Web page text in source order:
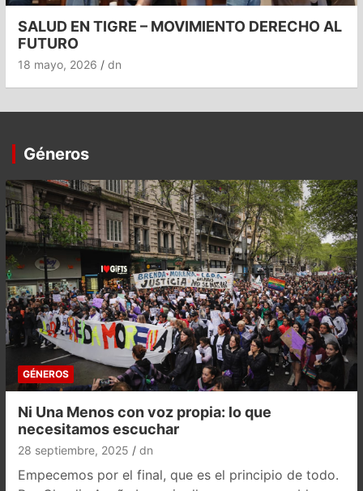
SALUD EN TIGRE – MOVIMIENTO DERECHO AL
FUTURO
18 mayo, 2026 dn
Géneros
GÉNEROS
Ni Una Menos con voz propia: lo que
necesitamos escuchar
28 septiembre, 2025 dn
Empecemos por el final, que es el principio de todo.